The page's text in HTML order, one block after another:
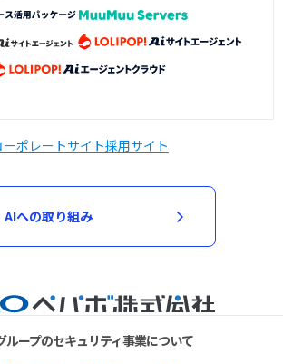
ーポレートサイト採用サイト
AIへの取り組み
ループのセキュリティ事業について